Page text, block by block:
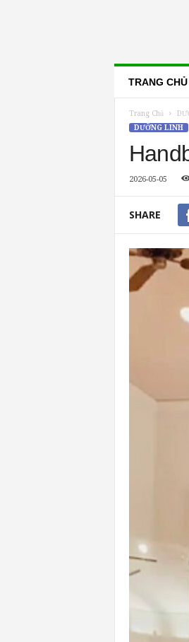
ThậtTRANG CHỦ
Trang Chủ
DƯỠNG LINH
2026-05-05
SHARE